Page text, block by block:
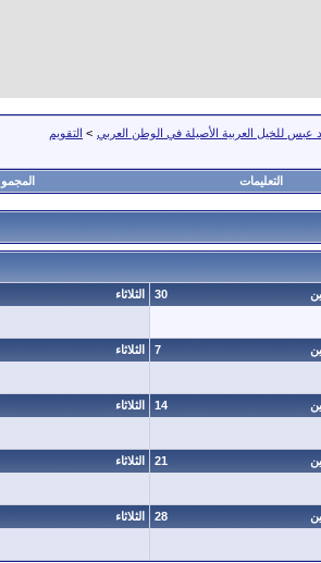
للخيل العربية الأصيلة في الوطن العربي > التقويم
التعليمات
30 الثلاثاء
7 الثلاثاء
14 الثلاثاء
21 الثلاثاء
28 الثلاثاء